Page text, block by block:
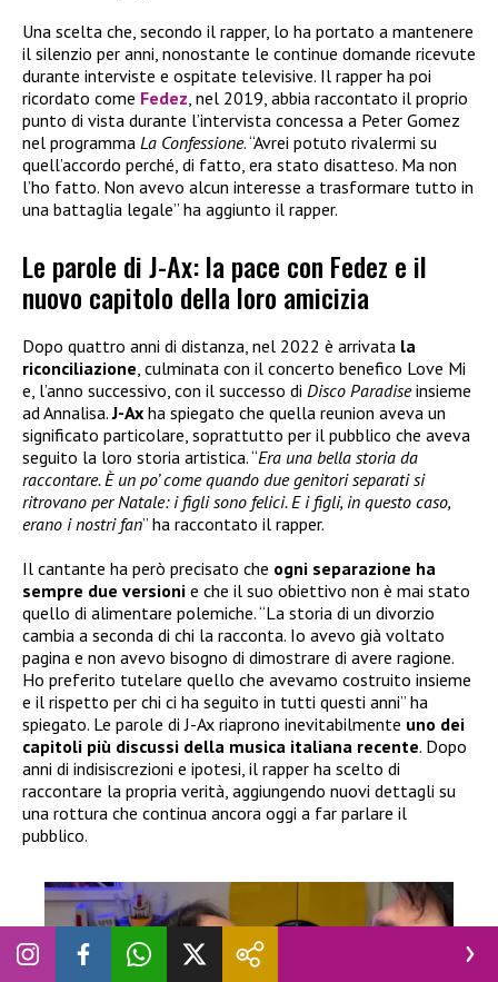
Una scelta che, secondo il rapper, lo ha portato a mantenere
il silenzio per anni, nonostante le continue domande ricevute
durante interviste e ospitate televisive. Il rapper ha poi
ricordato come Fedez, nel 2019, abbia raccontato il proprio
punto di vista durante l’intervista concessa a Peter Gomez
nel programma La Confessione. “Avrei potuto rivalermi su
quell’accordo perché, di fatto, era stato disatteso. Ma non
l’ho fatto. Non avevo alcun interesse a trasformare tutto in
una battaglia legale” ha aggiunto il rapper.
Le parole di J-Ax: la pace con Fedez e il
nuovo capitolo della loro amicizia
Dopo quattro anni di distanza, nel 2022 è arrivata la
riconciliazione , culminata con il concerto benefico Love Mi
e, l’anno successivo, con il successo di Disco Paradiseinsieme
ad Annalisa.J-Ax ha spiegato che quella reunion aveva un
significato particolare, soprattutto per il pubblico che aveva
seguito la loro storia artistica. “Era una bella storia da
raccontare. È un po’ come quando due genitori separati si
ritrovano per Natale: i figli sono felici. E i figli, in questo caso,
erano i nostri fan” ha raccontato il rapper.
Il cantante ha però precisato che ogni separazione ha
sempre due versioni e che il suo obiettivo non è mai stato
quello di alimentare polemiche. “La storia di un divorzio
cambia a seconda di chi la racconta. Io avevo già voltato
pagina e non avevo bisogno di dimostrare di avere ragione.
Ho preferito tutelare quello che avevamo costruito insieme
e il rispetto per chi ci ha seguito in tutti questi anni” ha
spiegato. Le parole di J-Ax riaprono inevitabilmente uno dei
capitoli più discussi della musica italiana recente. Dopo
anni di indisiscrezioni e ipotesi, il rapper ha scelto di
raccontare la propria verità, aggiungendo nuovi dettagli su
una rottura che continua ancora oggi a far parlare il
pubblico.